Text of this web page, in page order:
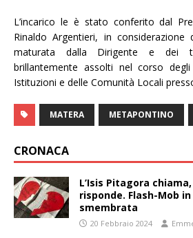
L’incarico le è stato conferito dal
Rinaldo Argentieri, in considerazione
maturata dalla Dirigente e dei
brillantemente assolti nel corso
Istituzioni e delle Comunità Locali
MATERA METAPONTINO
CRONACA
L’Isis Pitagora
risponde. Flash-Mob
smembrata
20 Febbraio 2024